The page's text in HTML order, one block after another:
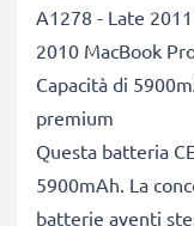
A1278 - Late
2010 MacBook
Capacità di
premium
Questa batteria
5900mAh. La
batterie aventi